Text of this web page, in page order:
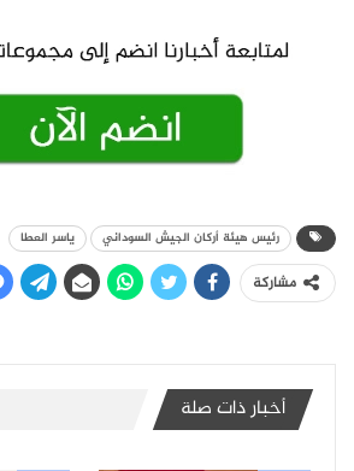
رئيس هيئة أركان الجيش السوداني ياسر العطا
مشاركة
أخبار ذات صلة